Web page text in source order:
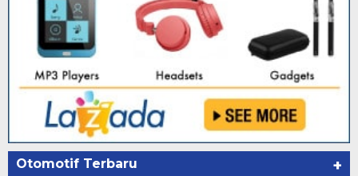
Otomotif Terbaru +